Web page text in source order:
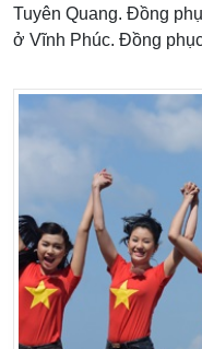
Tuyên Quang. Đồng
ở Vĩnh Phúc. Đồng